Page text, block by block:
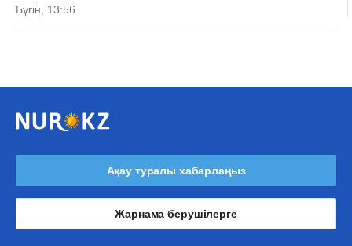
Бүгін, 13:56
Ақау туралы хабарлаңыз
Жарнама берушілерге